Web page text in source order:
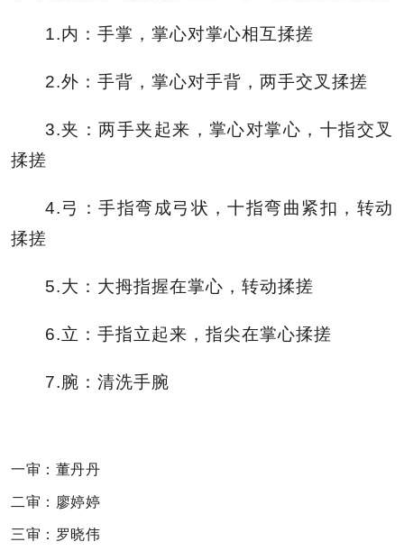
1.内：手掌，掌心对掌心相互揉搓
2.外：手背，掌心对手背，两手交叉揉搓
3.夹：两手夹起来，掌心对掌心，十指交叉
揉搓
4.弓：手指弯成弓状，十指弯曲紧扣，转动
揉搓
5.大：大拇指握在掌心，转动揉搓
6.立：手指立起来，指尖在掌心揉搓
7.腕：清洗手腕
一审：董丹丹
二审：廖婷婷
三审：罗晓伟